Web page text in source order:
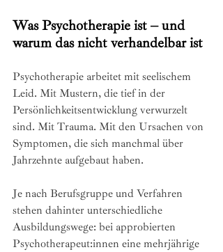
Was Psychotherapie ist – und
warum das nicht verhandelbar ist
Psychotherapie arbeitet mit seelischem
Leid. Mit Mustern, die tief in der
Persönlichkeitsentwicklung verwurzelt
sind. Mit Trauma. Mit den Ursachen von
Symptomen, die sich manchmal über
Jahrzehnte aufgebaut haben.
Je nach Berufsgruppe und Verfahren
stehen dahinter unterschiedliche
Ausbildungswege: bei approbierten
Psychotherapeut:innen eine mehrjährige